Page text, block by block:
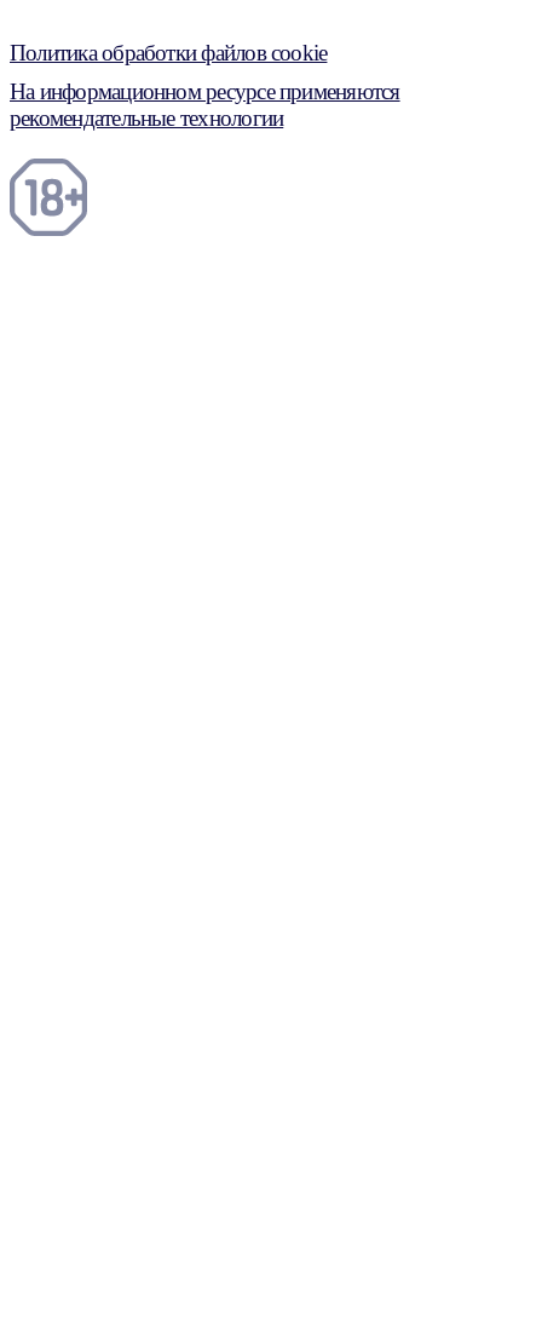
Политика обработки файлов cookie
На информационном ресурсе применяются
рекомендательные технологии